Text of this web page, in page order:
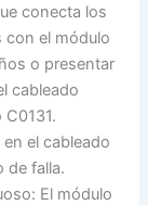
conecta los
con el módulo
o presentar
cableado
el cableado
de falla.
El módulo